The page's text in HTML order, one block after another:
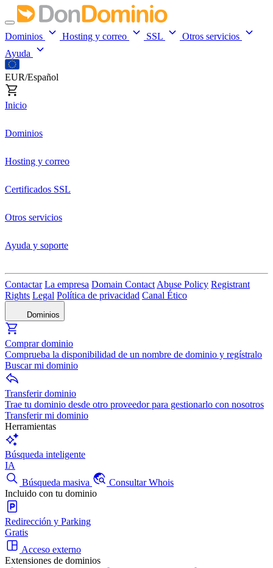
Dominios Hosting y correo SSL
Otros servicios
Ayuda
EUR/Español
Inicio
Dominios
Hosting y correo
Certificados SSL
Otros servicios
Ayuda y soporte
Contactar La empresa Domain Contact Abuse Policy Registrant
Rights Legal Política de privacidad Canal Ético
Dominios
Comprar dominio
Comprueba la disponibilidad de un nombre de dominio y regístralo
Buscar mi dominio
Transferir dominio
Trae tu dominio desde otro proveedor para gestionarlo con nosotros
Transferir mi dominio
Herramientas
Búsqueda inteligente
IA
Búsqueda masiva
Consultar Whois
Incluido con tu dominio
Redirección y Parking
Gratis
Acceso externo
Extensiones de dominios